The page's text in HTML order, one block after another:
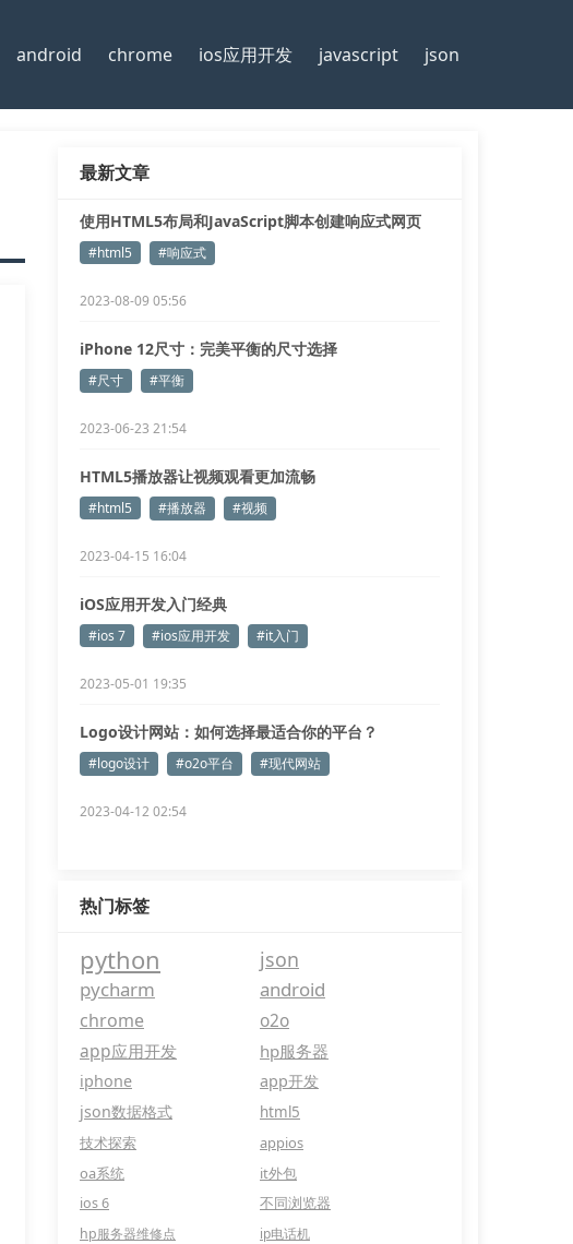
android chrome ios应用开发 javascript json
最新文章
使用HTML5布局和JavaScript脚本创建响应式网页
#html5 #响应式
2023-08-09 05:56
iPhone 12尺寸：完美平衡的尺寸选择
#尺寸 #平衡
2023-06-23 21:54
HTML5播放器让视频观看更加流畅
#html5 #播放器 #视频
2023-04-15 16:04
iOS应用开发入门经典
#ios 7 #ios应用开发 #it入门
2023-05-01 19:35
Logo设计网站：如何选择最适合你的平台？
#logo设计 #o2o平台 #现代网站
2023-04-12 02:54
热门标签
python json
pycharm android
chrome
o2o
app应用开发
hp服务器
iphone
app开发
json数据格式
html5
技术探索
appios
oa系统
it外包
ios 6
不同浏览器
hp服务器维修点
ip电话机